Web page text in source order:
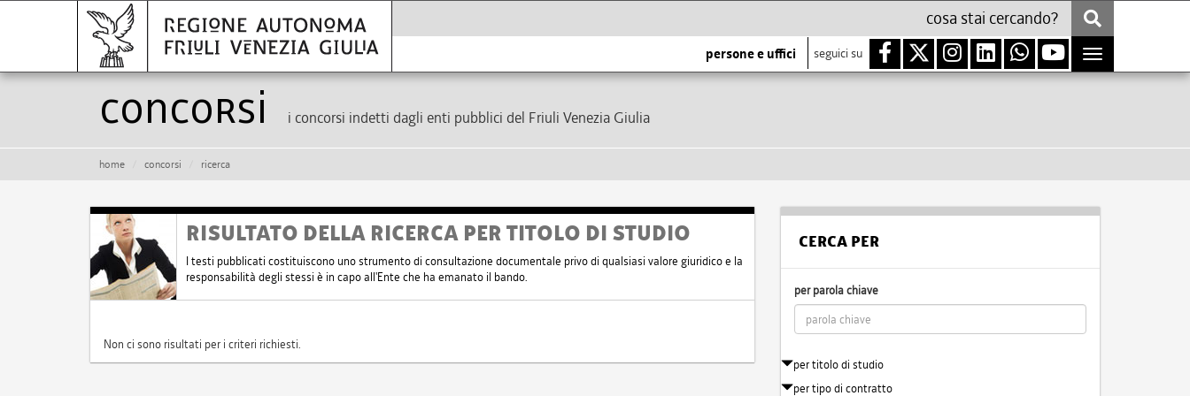
persone e uffici seguici su
Toggle
navigation
Concorsi i concorsi indetti dagli enti pubblici del Friuli Venezia Giulia
home concorsi ricerca
RISULTATO DELLA RICERCA PER TITOLO DI STUDIO
I testi pubblicati costituiscono uno strumento di consultazione documentale privo di qualsiasi valore giuridico e la
responsabilità degli stessi è in capo all'Ente che ha emanato il bando.
Non ci sono risultati per i criteri richiesti.
CERCA PER
per parola chiave
per titolo di studio
per tipo di contratto